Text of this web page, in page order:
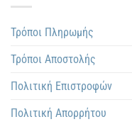
Τρόποι Πληρωμής
Τρόποι Αποστολής
Πολιτική Επιστροφών
Πολιτική Απορρήτου